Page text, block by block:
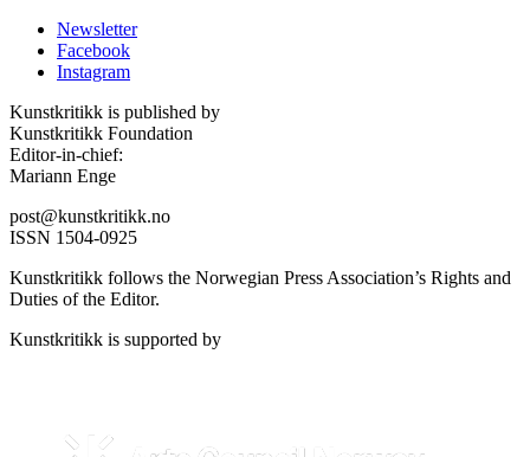
Newsletter
Facebook
Instagram
Kunstkritikk is published by
Kunstkritikk Foundation
Editor-in-chief:
Mariann Enge
post@kunstkritikk.no
ISSN 1504-0925
Kunstkritikk follows the Norwegian Press Association’s Rights and
Duties of the Editor.
Kunstkritikk is supported by